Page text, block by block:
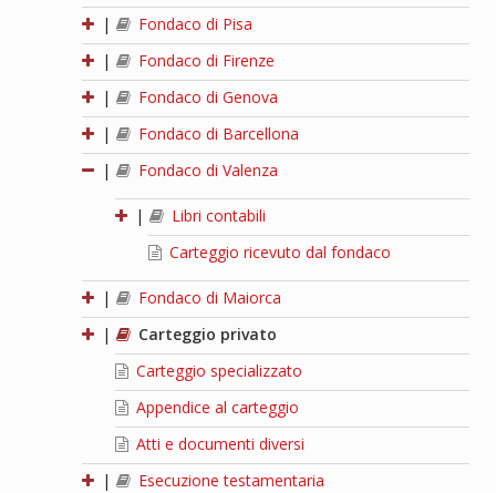
|
Fondaco di Pisa
|
Fondaco di Firenze
|
Fondaco di Genova
|
Fondaco di Barcellona
|
Fondaco di Valenza
|
Libri contabili
Carteggio ricevuto dal fondaco
|
Fondaco di Maiorca
|
Carteggio privato
Carteggio specializzato
Appendice al carteggio
Atti e documenti diversi
|
Esecuzione testamentaria